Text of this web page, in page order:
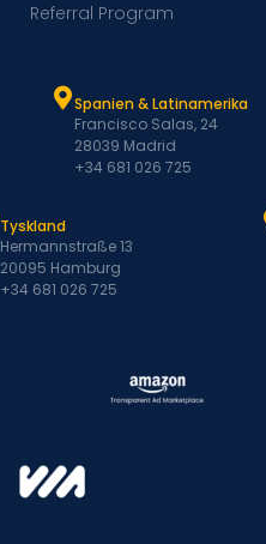
Referral Program
Spanien & Latinamerika
Francisco Salas, 24
28039 Madrid
+34 681 026 725
Tyskland
Hermannstraße 13
20095 Hamburg
+34 681 026 725